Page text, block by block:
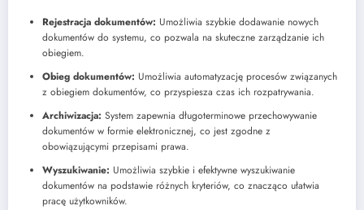
Rejestracja dokumentów: Umożliwia szybkie dodawanie nowych
dokumentów do systemu, co pozwala na skuteczne zarządzanie ich
obiegiem.
Obieg dokumentów: Umożliwia automatyzację procesów związanych
z obiegiem dokumentów, co przyspiesza czas ich rozpatrywania.
Archiwizacja: System zapewnia długoterminowe przechowywanie
dokumentów w formie elektronicznej, co jest zgodne z
obowiązującymi przepisami prawa.
Wyszukiwanie: Umożliwia szybkie i efektywne wyszukiwanie
dokumentów na podstawie różnych kryteriów, co znacząco ułatwia
pracę użytkowników.